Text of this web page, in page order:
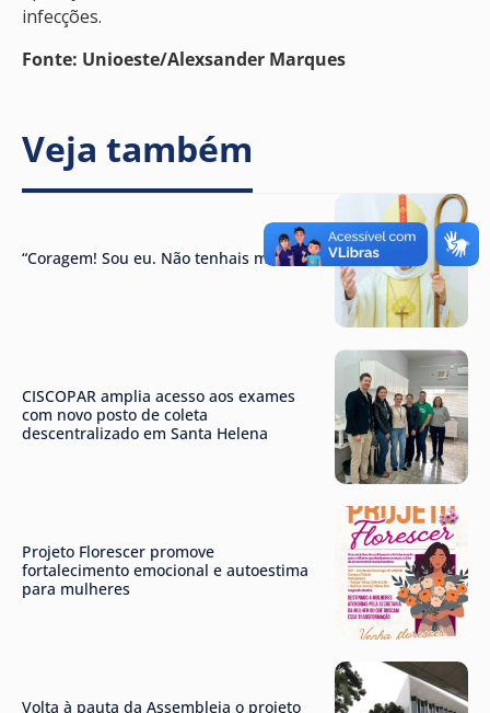
infecções.
Fonte: Unioeste/Alexsander Marques
Veja também
“Coragem! Sou eu. Não tenhais medo”
CISCOPAR amplia acesso aos exames
com novo posto de coleta
descentralizado em Santa Helena
Projeto Florescer promove
fortalecimento emocional e autoestima
para mulheres
Volta à pauta da Assembleia o projeto